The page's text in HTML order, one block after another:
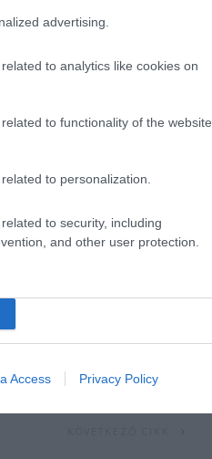
advertising.
to analytics like cookies on
to functionality of the website
to personalization.
to security, including
and other user protection.
Access Privacy Policy